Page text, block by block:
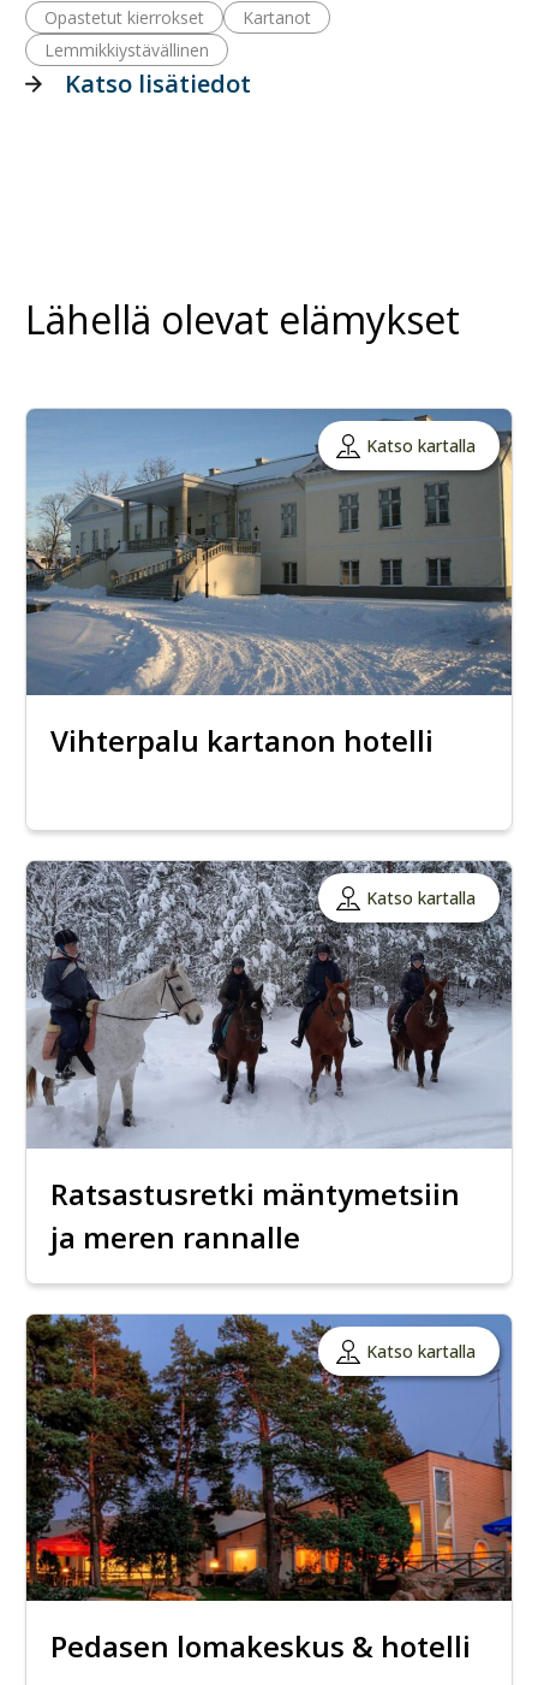
Opastetut kierrokset
Kartanot
Lemmikkiystävällinen
Katso lisätiedot
Lähellä olevat elämykset
Katso kartalla
Vihterpalu kartanon hotelli
Katso kartalla
Ratsastusretki mäntymetsiin
ja meren rannalle
Katso kartalla
Pedasen lomakeskus & hotelli